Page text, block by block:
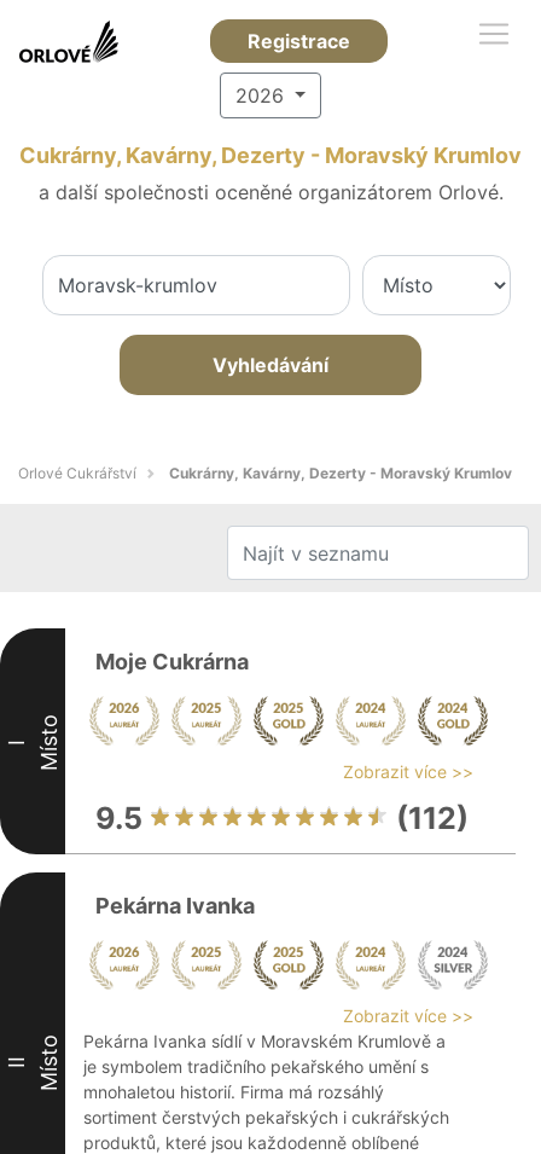
Registrace
2026
Cukrárny, Kavárny, Dezerty - Moravský Krumlov
a další společnosti oceněné organizátorem Orlové.
Vyhledávání
Orlové Cukrářství Cukrárny, Kavárny, Dezerty - Moravský Krumlov
I Místo
Moje Cukrárna
Zobrazit více >>
9.5 (112)
II Místo
Pekárna Ivanka
Zobrazit více >>
Pekárna Ivanka sídlí v Moravském Krumlově a
je symbolem tradičního pekařského umění s
mnohaletou historií. Firma má rozsáhlý
sortiment čerstvých pekařských i cukrářských
produktů, které jsou každodenně oblíbené